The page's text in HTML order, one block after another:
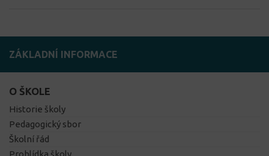
ZÁKLADNÍ INFORMACE
O ŠKOLE
Historie školy
Pedagogický sbor
Školní řád